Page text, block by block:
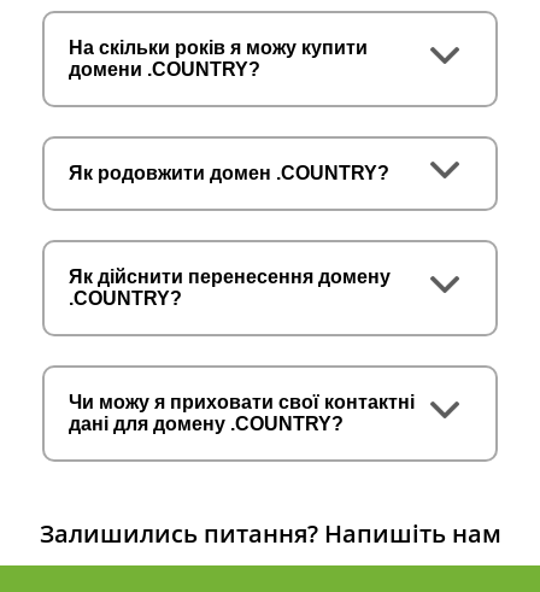
На скільки років я можу купити
домени .COUNTRY?
Як родовжити домен .COUNTRY?
Як дійснити перенесення домену
.COUNTRY?
Чи можу я приховати свої контактні
дані для домену .COUNTRY?
Залишились питання? Напишіть нам